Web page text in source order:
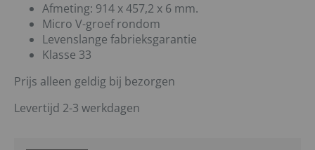
Afmeting: 914 x 457,2 x 6 mm.
Micro V-groef rondom
Levenslange fabrieksgarantie
Klasse 33
Prijs alleen geldig bij bezorgen
Levertijd 2-3 werkdagen